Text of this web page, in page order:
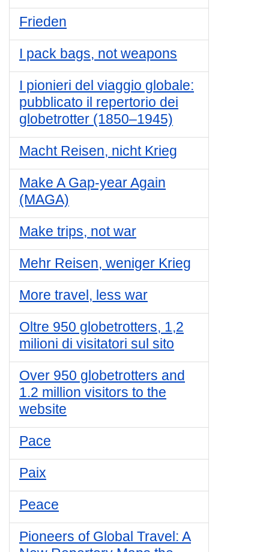
Frieden
I pack bags, not weapons
I pionieri del viaggio globale:
pubblicato il repertorio dei
globetrotter (1850–1945)
Macht Reisen, nicht Krieg
Make A Gap-year Again
(MAGA)
Make trips, not war
Mehr Reisen, weniger Krieg
More travel, less war
Oltre 950 globetrotters, 1,2
milioni di visitatori sul sito
Over 950 globetrotters and
1.2 million visitors to the
website
Pace
Paix
Peace
Pioneers of Global Travel: A